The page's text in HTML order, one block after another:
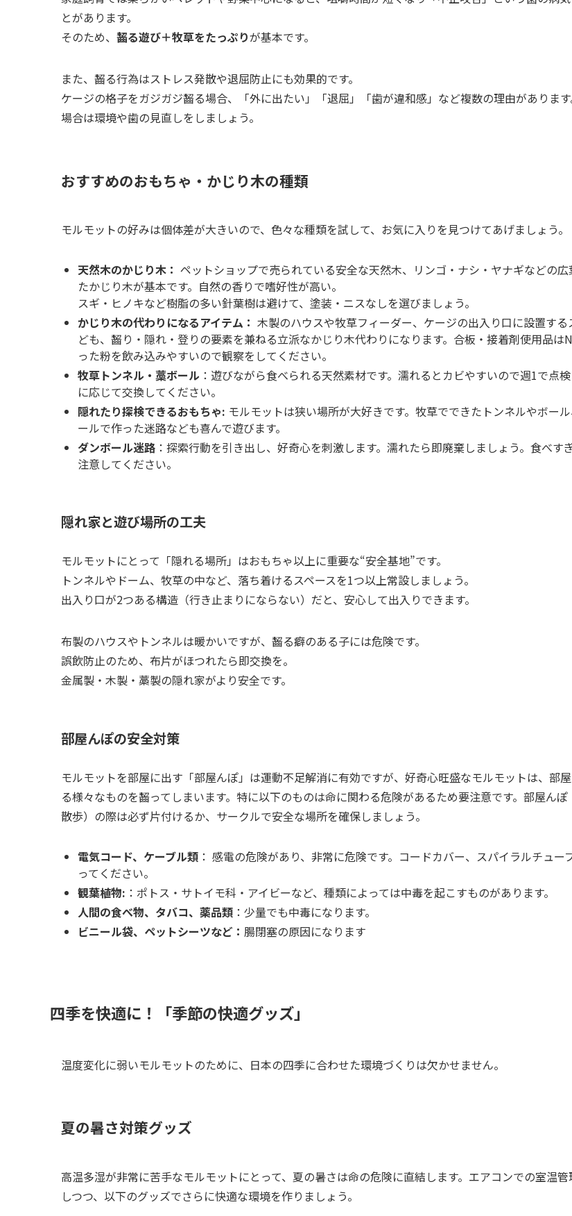
とがあります。
そのため、 齧る遊び＋牧草をたっぷりが基本です。
また、齧る行為はストレス発散や退屈防止にも効果的です。
ケージの格子をガジガジ齧る場合、「外に出たい」「退屈」「歯が違和感」など複数の理由がありま
場合は環境や歯の見直しをしましょう。
おすすめのおもちゃ・かじり木の種類
モルモットの好みは個体差が大きいので、色々な種類を試して、お気に入りを見つけてあげましょう。
天然木のかじり木： ペットショップで売られている安全な天然木、リンゴ・ナシ・ヤナギなどの広
たかじり木が基本です。自然の香りで嗜好性が高い。
スギ・ヒノキなど樹脂の多い針葉樹は避けて、塗装・ニスなしを選びましょう。
かじり木の代わりになるアイテム： 木製のハウスや牧草フィーダー、ケージの出入り口に設置する
ども、齧り・隠れ・登りの要素を兼ねる立派なかじり木代わりになります。合板・接着剤使用品は
った粉を飲み込みやすいので観察をしてください。
牧草トンネル・藁ボール ：遊びながら食べられる天然素材です。濡れるとカビやすいので週1で点
に応じて交換してください。
隠れたり探検できるおもちゃ: モルモットは狭い場所が大好きです。牧草でできたトンネルやボー
ールで作った迷路なども喜んで遊びます。
ダンボール迷路 ：探索行動を引き出し、好奇心を刺激します。濡れたら即廃棄しましょう。食べす
注意してください。
隠れ家と遊び場所の工夫
モルモットにとって「隠れる場所」はおもちゃ以上に重要な“安全基地”です。
トンネルやドーム、牧草の中など、落ち着けるスペースを1つ以上常設しましょう。
出入り口が2つある構造（行き止まりにならない）だと、安心して出入りできます。
布製のハウスやトンネルは暖かいですが、齧る癖のある子には危険です。
誤飲防止のため、布片がほつれたら即交換を。
金属製・木製・藁製の隠れ家がより安全です。
部屋んぽの安全対策
モルモットを部屋に出す「部屋んぽ」は運動不足解消に有効ですが、好奇心旺盛なモルモットは、部
る様々なものを齧ってしまいます。特に以下のものは命に関わる危険があるため要注意です。部屋んぽ
散歩）の際は必ず片付けるか、サークルで安全な場所を確保しましょう。
電気コード、ケーブル類 ： 感電の危険があり、非常に危険です。コードカバー、スパイラルチュー
ってください。
観葉植物: ：ポトス・サトイモ科・アイビーなど、種類によっては中毒を起こすものがあります。
人間の食べ物、タバコ、薬品類 ：少量でも中毒になります。
ビニール袋、ペットシーツなど： 腸閉塞の原因になります
四季を快適に！「季節の快適グッズ」
温度変化に弱いモルモットのために、日本の四季に合わせた環境づくりは欠かせません。
夏の暑さ対策グッズ
高温多湿が非常に苦手なモルモットにとって、夏の暑さは命の危険に直結します。エアコンでの室温管
しつつ、以下のグッズでさらに快適な環境を作りましょう。